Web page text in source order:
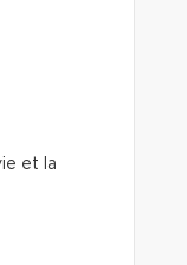
et la